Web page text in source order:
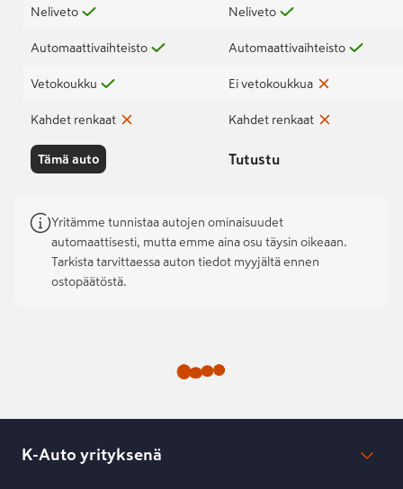
Neliveto
Automaattivaihteisto
Vetokoukku
Kahdet renkaat
Tämä auto
Neliveto
Automaattivaihteisto
Ei vetokoukkua
Kahdet renkaat
Tutustu
Yritämme tunnistaa autojen ominaisuudet
automaattisesti, mutta emme aina osu täysin oikeaan.
Tarkista tarvittaessa auton tiedot myyjältä ennen
ostopäätöstä.
K-Auto yrityksenä